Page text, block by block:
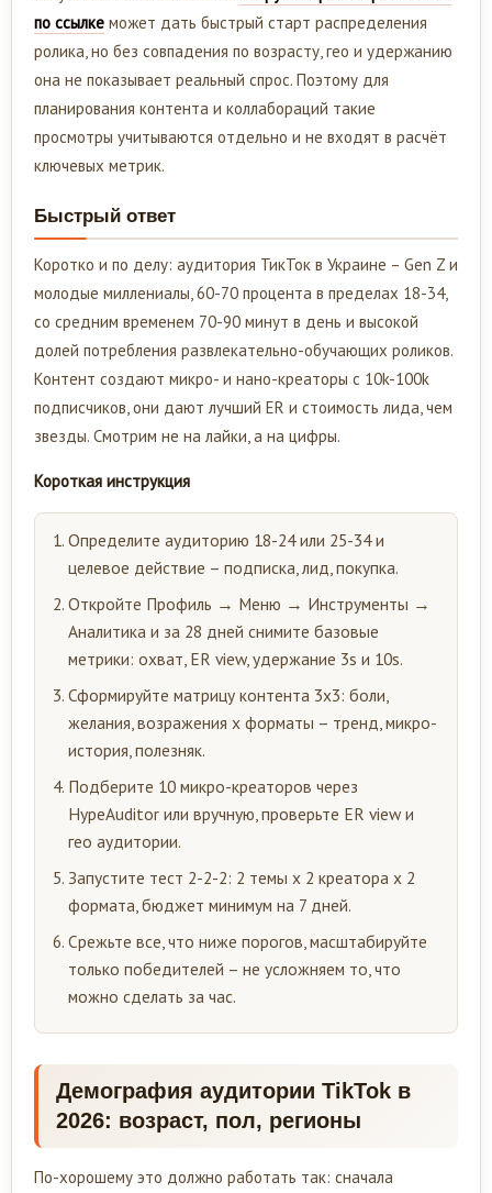
по ссылке может дать быстрый старт распределения
ролика, но без совпадения по возрасту, гео и удержанию
она не показывает реальный спрос. Поэтому для
планирования контента и коллабораций такие
просмотры учитываются отдельно и не входят в расчёт
ключевых метрик.
Быстрый ответ
Коротко и по делу: аудитория ТикТок в Украине – Gen Z и
молодые миллениалы, 60-70 процента в пределах 18-34,
со средним временем 70-90 минут в день и высокой
долей потребления развлекательно-обучающих роликов.
Контент создают микро- и нано-креаторы с 10k-100k
подписчиков, они дают лучший ER и стоимость лида, чем
звезды. Смотрим не на лайки, а на цифры.
Короткая инструкция
Определите аудиторию 18-24 или 25-34 и
целевое действие – подписка, лид, покупка.
Откройте Профиль → Меню → Инструменты →
Аналитика и за 28 дней снимите базовые
метрики: охват, ER view, удержание 3s и 10s.
Сформируйте матрицу контента 3х3: боли,
желания, возражения х форматы – тренд, микро-
история, полезняк.
Подберите 10 микро-креаторов через
HypeAuditor или вручную, проверьте ER view и
гео аудитории.
Запустите тест 2-2-2: 2 темы х 2 креатора х 2
формата, бюджет минимум на 7 дней.
Срежьте все, что ниже порогов, масштабируйте
только победителей – не усложняем то, что
можно сделать за час.
Демография аудитории TikTok в
2026: возраст, пол, регионы
По-хорошему это должно работать так: сначала